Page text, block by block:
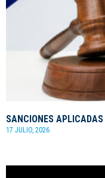
SANCIONES
17 JULIO, 2026